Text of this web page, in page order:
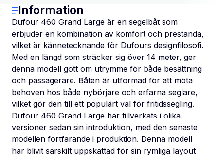
Information
Dufour 460 Grand Large är en segelbåt som
erbjuder en kombination av komfort och prestanda,
vilket är kännetecknande för Dufours designfilosofi.
Med en längd som sträcker sig över 14 meter, ger
denna modell gott om utrymme för både besättning
och passagerare. Båten är utformad för att möta
behoven hos både nybörjare och erfarna seglare,
vilket gör den till ett populärt val för fritidssegling.
Dufour 460 Grand Large har tillverkats i olika
versioner sedan sin introduktion, med den senaste
modellen fortfarande i produktion. Denna modell
har blivit särskilt uppskattad för sin rymliga layout